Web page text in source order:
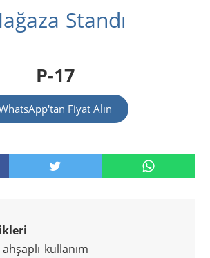
Standı
P-17
Fiyat Alın
kullanım